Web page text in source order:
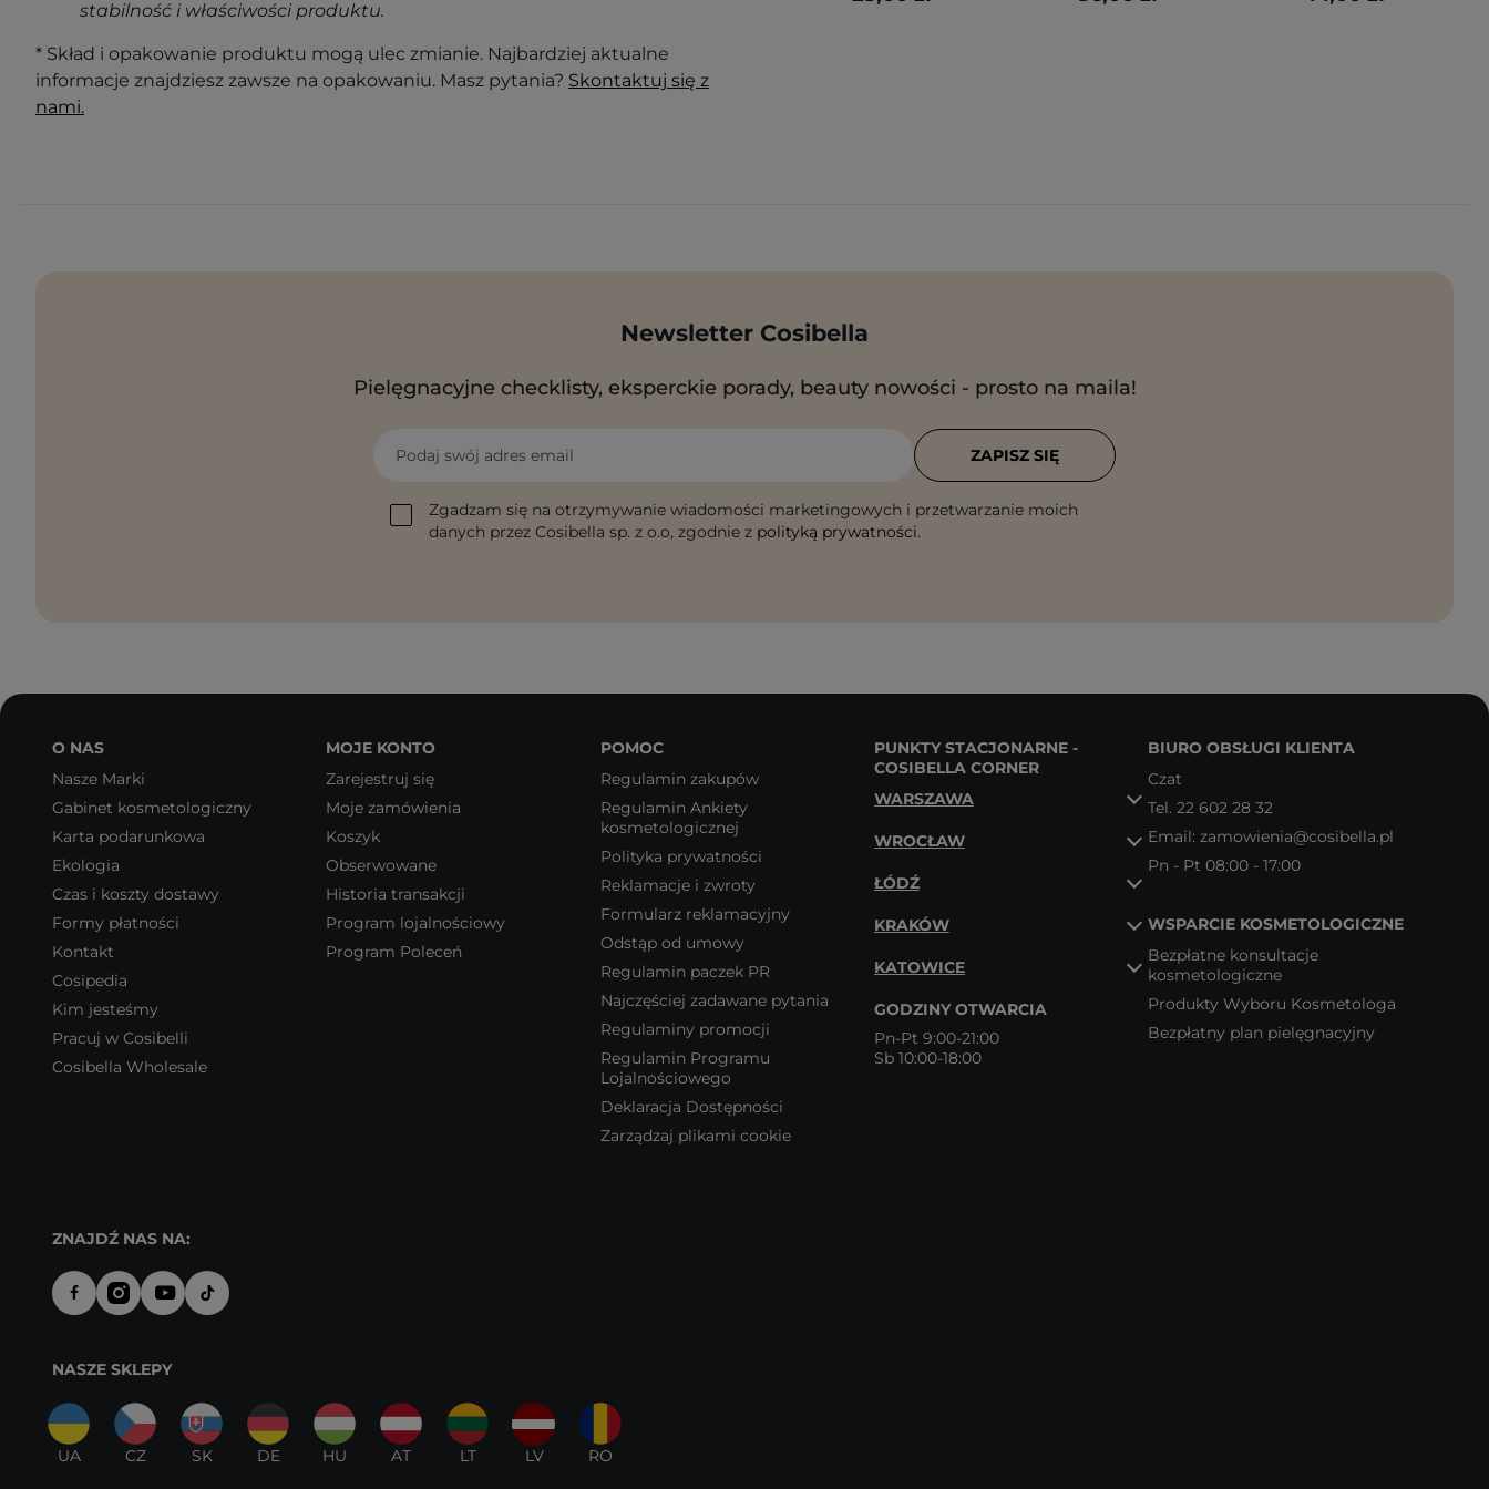
stabilność i właściwości produktu.
* Skład i opakowanie produktu mogą ulec zmianie. Najbardziej aktualne
informacje znajdziesz zawsze na opakowaniu. Masz pytania? Skontaktuj się z
nami.
Newsletter Cosibella
Pielęgnacyjne checklisty, eksperckie porady, beauty nowości - prosto na maila!
Podaj swój adres email
Zgadzam się na otrzymywanie wiadomości marketingowych i przetwarzanie moich
danych przez Cosibella sp. z o.o, zgodnie z polityką prywatności.
ZAPISZ SIĘ
O NAS
Nasze Marki
Gabinet kosmetologiczny
Karta podarunkowa
Ekologia
Czas i koszty dostawy
Formy płatności
Kontakt
Cosipedia
Kim jesteśmy
Pracuj w Cosibelli
Cosibella Wholesale
MOJE KONTO
Zarejestruj się
Moje zamówienia
Koszyk
Obserwowane
Historia transakcji
Program lojalnościowy
Program Poleceń
POMOC
Regulamin zakupów
Regulamin Ankiety
kosmetologicznej
Polityka prywatności
Reklamacje i zwroty
Formularz reklamacyjny
Odstąp od umowy
Regulamin paczek PR
Najczęściej zadawane pytania
Regulaminy promocji
Regulamin Programu
Lojalnościowego
Deklaracja Dostępności
Zarządzaj plikami cookie
PUNKTY STACJONARNE -
COSIBELLA CORNER
WARSZAWA
WROCŁAW
ŁÓDŹ
KRAKÓW
KATOWICE
GODZINY OTWARCIA
Pn-Pt 9:00-21:00
Sb 10:00-18:00
BIURO OBSŁUGI KLIENTA
Czat
Tel. 22 602 28 32
Email: zamowienia@cosibella.pl
Pn - Pt 08:00 - 17:00
WSPARCIE KOSMETOLOGICZNE
Bezpłatne konsultacje
kosmetologiczne
Produkty Wyboru Kosmetologa
Bezpłatny plan pielęgnacyjny
ZNAJDŹ NAS NA:
NASZE SKLEPY
UA CZ SK DE HU AT LT LV RO